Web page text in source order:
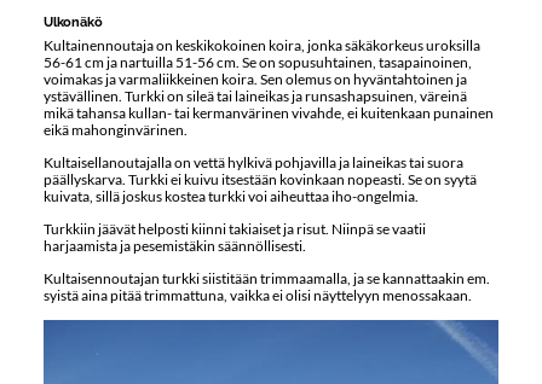
Ulkonäkö
Kultainennoutaja on keskikokoinen koira, jonka säkäkorkeus uroksilla
56-61 cm ja nartuilla 51-56 cm. Se on sopusuhtainen, tasapainoinen,
voimakas ja varmaliikkeinen koira. Sen olemus on hyväntahtoinen ja
ystävällinen. Turkki on sileä tai laineikas ja runsashapsuinen, väreinä
mikä tahansa kullan- tai kermanvärinen vivahde, ei kuitenkaan punainen
eikä mahonginvärinen.
Kultaisellanoutajalla on vettä hylkivä pohjavilla ja laineikas tai suora
päällyskarva. Turkki ei kuivu itsestään kovinkaan nopeasti. Se on syytä
kuivata, sillä joskus kostea turkki voi aiheuttaa iho-ongelmia.
Turkkiin jäävät helposti kiinni takiaiset ja risut. Niinpä se vaatii
harjaamista ja pesemistäkin säännöllisesti.
Kultaisennoutajan turkki siistitään trimmaamalla, ja se kannattaakin em.
syistä aina pitää trimmattuna, vaikka ei olisi näyttelyyn menossakaan.